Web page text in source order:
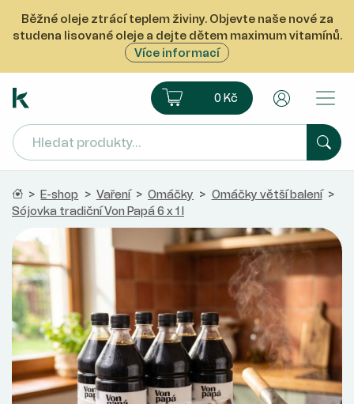
Běžné oleje ztrácí teplem živiny. Objevte naše nové za
studena lisované oleje a dejte dětem maximum vitamínů.
Více informací
Ekoprodukt e-shop Košík0 Kč
Domů
> E-shop > Vaření > Omáčky > Omáčky větší balení >
Sójovka tradiční Von Papá 6 x 1 l